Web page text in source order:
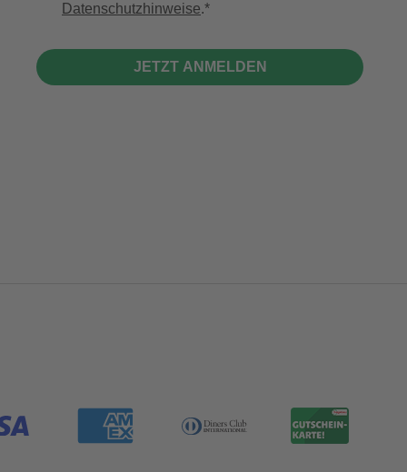
Datenschutzhinweise.
JETZT ANMELDEN